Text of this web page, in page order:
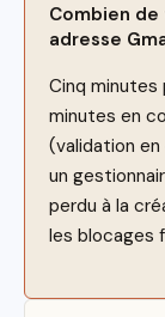
Combien
adresse
Cinq minutes
minutes en
(validation
un
perdu à la
les blocages